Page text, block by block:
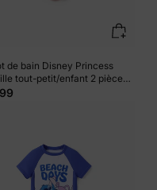
de bain Disney Princess
tout-petit/enfant 2 pièces
UPF50+ à manches longues